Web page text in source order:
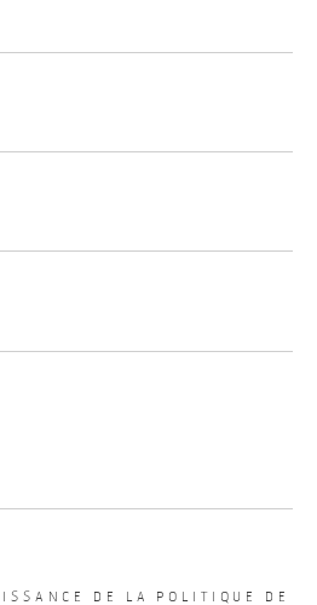
DE LA POLITIQUE DE